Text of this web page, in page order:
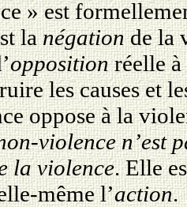
» est
lanégationde la
oppositionréelle à
les causes et
oppose à la
violence n’est
la violence. Elle
même l’action.